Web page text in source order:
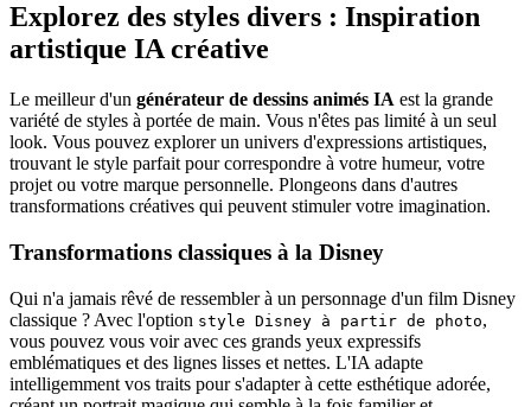
Explorez des styles divers : Inspiration
artistique IA créative
Le meilleur d'un générateur de dessins animés IA est la grande
variété de styles à portée de main. Vous n'êtes pas limité à un seul
look. Vous pouvez explorer un univers d'expressions artistiques,
trouvant le style parfait pour correspondre à votre humeur, votre
projet ou votre marque personnelle. Plongeons dans d'autres
transformations créatives qui peuvent stimuler votre imagination.
Transformations classiques à la Disney
Qui n'a jamais rêvé de ressembler à un personnage d'un film Disney
classique ? Avec l'option style Disney à partir de photo,
vous pouvez vous voir avec ces grands yeux expressifs
emblématiques et des lignes lisses et nettes. L'IA adapte
intelligemment vos traits pour s'adapter à cette esthétique adorée,